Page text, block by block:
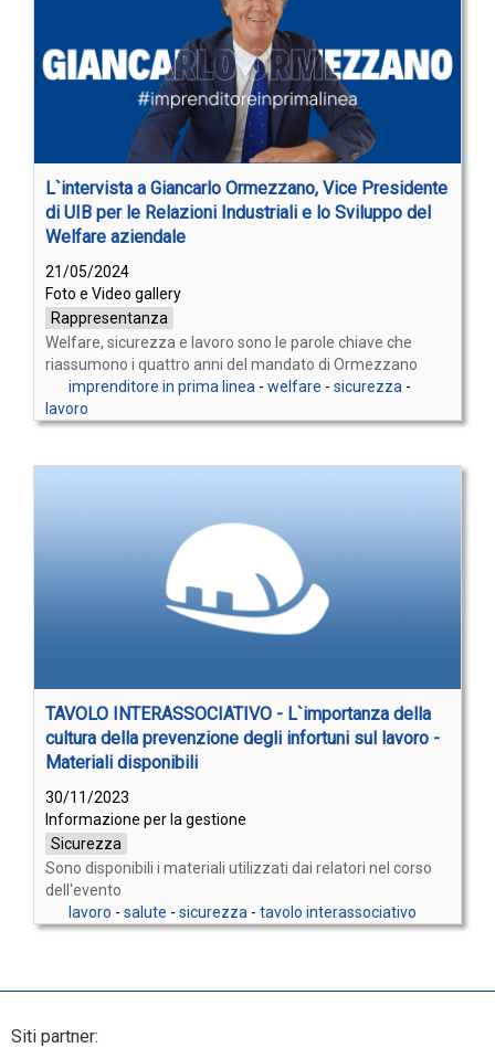
L`intervista a Giancarlo Ormezzano, Vice Presidente
di UIB per le Relazioni Industriali e lo Sviluppo del
Welfare aziendale
21/05/2024
Foto e Video gallery
Rappresentanza
Welfare, sicurezza e lavoro sono le parole chiave che
riassumono i quattro anni del mandato di Ormezzano
imprenditore in prima linea - welfare - sicurezza -
lavoro
TAVOLO INTERASSOCIATIVO - L`importanza della
cultura della prevenzione degli infortuni sul lavoro -
Materiali disponibili
30/11/2023
Informazione per la gestione
Sicurezza
Sono disponibili i materiali utilizzati dai relatori nel corso
dell'evento
lavoro - salute - sicurezza - tavolo interassociativo
Siti partner: